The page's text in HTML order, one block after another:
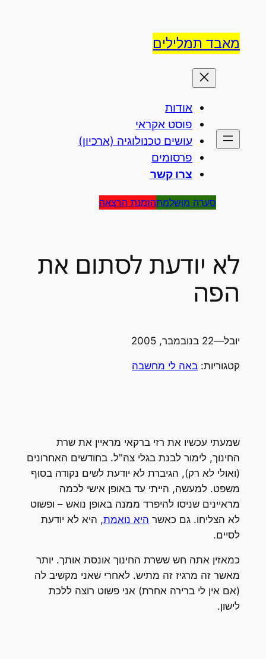
מאבד תמלילים
אודות
פוסט אקראי
עושים טכנולוגיה (ארכיון)
פרסומים
צרו קשר
סערה מושלמתהזמנת הרצאה
לא יודעת לסתום את
הפה
יובל—22 בנובמבר, 2005
קטגוריות: באה לי מחשבה
שמעתי עכשיו את רזי ברקאי מראיין את שרת
החינוך, לימור לבנת בגלי צה"ל. בחודשים האחרונים
(ואולי לא רק), הגיברת לא יודעת לשים נקודה בסוף
משפט. למעשה, הייתי עד באופן אישי לכמה
מראיינים שניסו להיפרד ממנה באופן נואש – ופשוט
לא הצליחו. גם כאשר היא נואמת, היא לא יודעת
לסיים.
כמאזין אתה חש ששרת החינוך אונסת אותך. יותר
מאשר זה מרגיז זה מתיש. לאחרי שאני מקשיב לה
(אם אין לי ברירה אחרת) אני פשוט רוצה ללכת
לישון.